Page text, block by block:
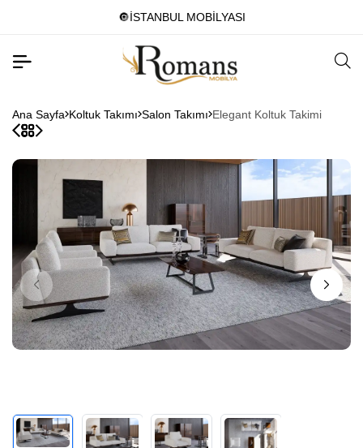
🔘İSTANBUL MOBİLYASI
Ana Sayfa Koltuk Takımı Salon Takımı Elegant Koltuk Takimi